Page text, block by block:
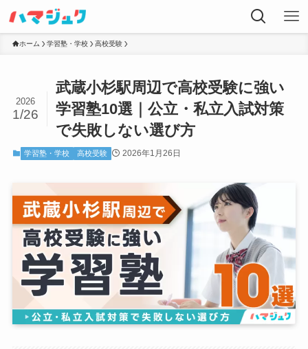
ホーム 学習塾・学校 高校受験
武蔵小杉駅周辺で高校受験に強い
学習塾10選｜公立・私立入試対策
で失敗しない選び方
2026
1/26
学習塾・学校 高校受験 2026年1月26日